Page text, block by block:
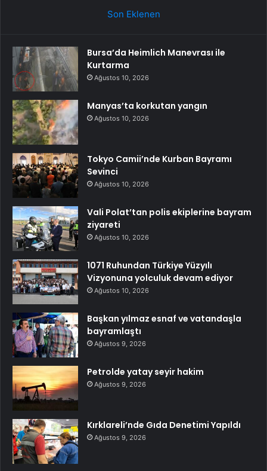
Son Eklenen
Bursa’da Heimlich Manevrası ile
Kurtarma
Ağustos 10, 2026
Manyas’ta korkutan yangın
Ağustos 10, 2026
Tokyo Camii’nde Kurban Bayramı
Sevinci
Ağustos 10, 2026
Vali Polat’tan polis ekiplerine bayram
ziyareti
Ağustos 10, 2026
1071 Ruhundan Türkiye Yüzyılı
Vizyonuna yolculuk devam ediyor
Ağustos 10, 2026
Başkan yılmaz esnaf ve vatandaşla
bayramlaştı
Ağustos 9, 2026
Petrolde yatay seyir hakim
Ağustos 9, 2026
Kırklareli’nde Gıda Denetimi Yapıldı
Ağustos 9, 2026